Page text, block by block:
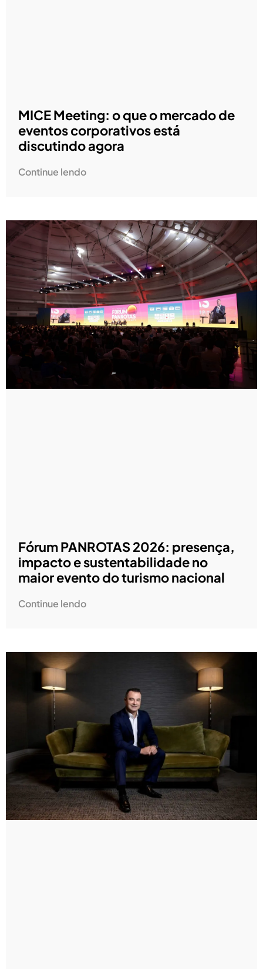
MICE Meeting: o que o mercado de
eventos corporativos está
discutindo agora
Continue lendo
Fórum PANROTAS 2026: presença,
impacto e sustentabilidade no
maior evento do turismo nacional
Continue lendo